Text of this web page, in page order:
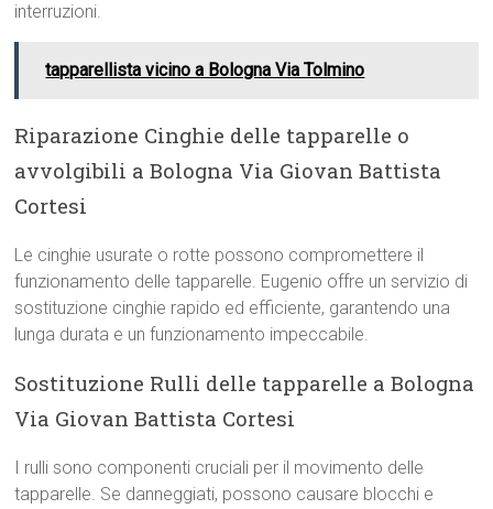
interruzioni.
tapparellista vicino a Bologna Via Tolmino
Riparazione Cinghie delle tapparelle o
avvolgibili a Bologna Via Giovan Battista
Cortesi
Le cinghie usurate o rotte possono compromettere il
funzionamento delle tapparelle. Eugenio offre un servizio di
sostituzione cinghie rapido ed efficiente, garantendo una
lunga durata e un funzionamento impeccabile.
Sostituzione Rulli delle tapparelle a Bologna
Via Giovan Battista Cortesi
I rulli sono componenti cruciali per il movimento delle
tapparelle. Se danneggiati, possono causare blocchi e